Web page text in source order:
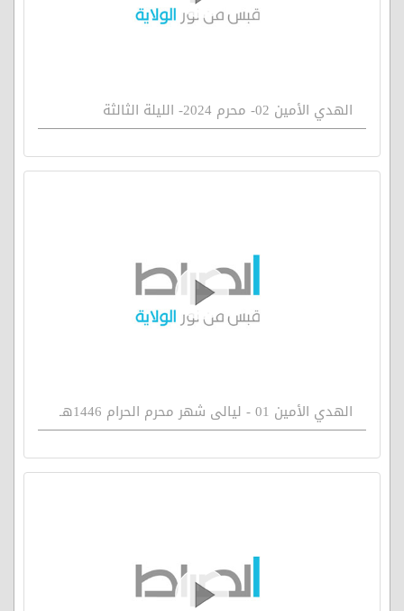
الهدي الأمين 02- محرم 2024- الليلة الثالثة
الهدي الأمين 01 - ليالى شهر محرم الحرام 1446هـ